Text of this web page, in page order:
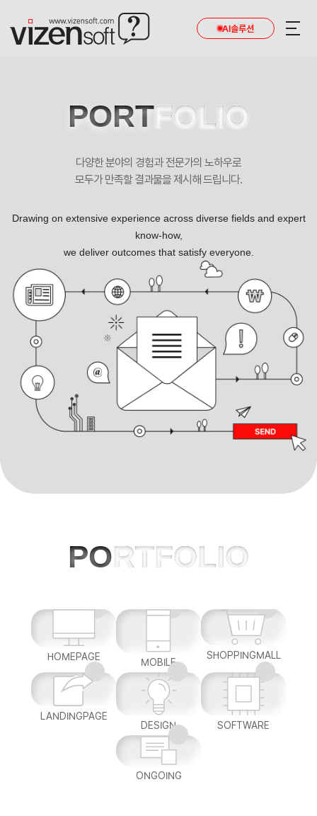
AI솔루션
20년 경력의 깊은 노하우를 보여주는 - 삼성안과 포트폴리오
PORTFOLIO
다양한 분야의 경험과 전문가의 노하우로
모두가 만족할 결과물을 제시해 드립니다.
Drawing on extensive experience across diverse fields and expert
know-how,
we deliver outcomes that satisfy everyone.
PORTFOLIO
HOMEPAGE MOBILE
SHOPPINGMALL
LANDINGPAGE
DESIGN
SOFTWARE
ONGOING